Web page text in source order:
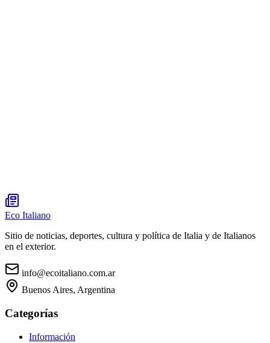
Eco Italiano
Sitio de noticias, deportes, cultura y política de Italia y de Italianos
en el exterior.
info@ecoitaliano.com.ar
Buenos Aires, Argentina
Categorías
Información